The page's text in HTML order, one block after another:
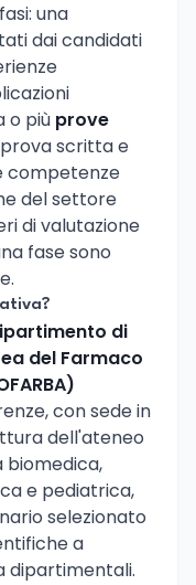
una
dai candidati
o più prove
scritta e
competenze
del settore
di valutazione
fase sono
di
del Farmaco
con sede in
dell'ateneo
e pediatrica,
selezionato
a
dipartimentali.